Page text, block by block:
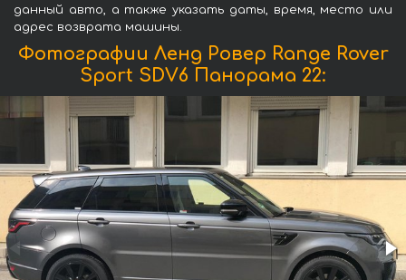
данный авто, а также указать даты, время, место или
адрес возврата машины.
Фотографии Ленд Ровер Range Rover
Sport SDV6 Панорама 22: